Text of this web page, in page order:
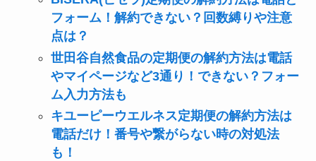
フォーム！解約できない？回数縛りや注意
点は？
世田谷自然食品の定期便の解約方法は電話
やマイページなど3通り！できない？フォー
ム入力方法も
キユーピーウエルネス定期便の解約方法は
電話だけ！番号や繋がらない時の対処法
も！